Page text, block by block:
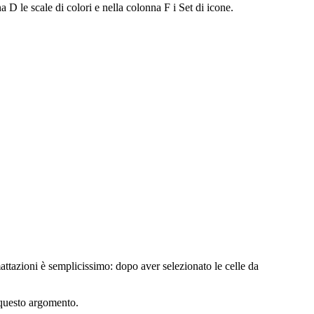
D le scale di colori e nella colonna F i Set di icone.
è semplicissimo: dopo aver selezionato le celle da
argomento.